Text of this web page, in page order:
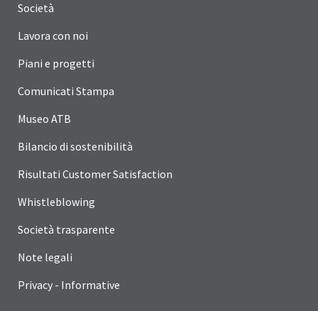
Società
Lavora con noi
Piani e progetti
Comunicati Stampa
Museo ATB
Bilancio di sostenibilità
Risultati Customer Satisfaction
Whistleblowing
Società trasparente
Note legali
Privacy - Informative